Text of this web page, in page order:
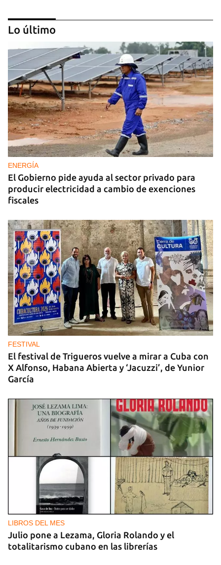
DEPORTACIONES EE UU
El ICE envía a la fuerza a migrantes, entre ellos
cuatro cubanos, a la República Centroafricana
Lo último
ENERGÍA
El Gobierno pide ayuda al sector privado para
producir electricidad a cambio de exenciones
fiscales
FESTIVAL
El festival de Trigueros vuelve a mirar a Cuba con
X Alfonso, Habana Abierta y ‘Jacuzzi’, de Yunior
García
LIBROS DEL MES
Julio pone a Lezama, Gloria Rolando y el
totalitarismo cubano en las librerías